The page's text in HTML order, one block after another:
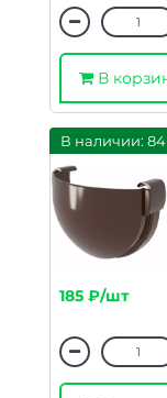
В
В наличии:
185 ₽/шт